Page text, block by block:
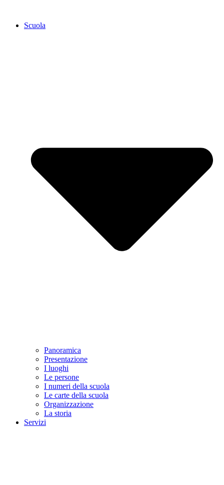
Scuola
Panoramica
Presentazione
I luoghi
Le persone
I numeri della scuola
Le carte della scuola
Organizzazione
La storia
Servizi